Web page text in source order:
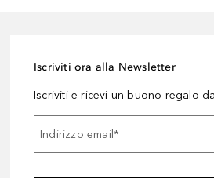
Iscriviti ora alla Newsletter
Iscriviti e ricevi un buono regalo
Indirizzo email *